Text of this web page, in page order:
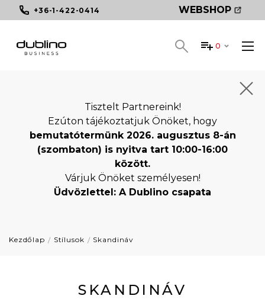
+36-1-422-0414 WEBSHOP
0
Tisztelt Partnereink!
Ezúton tájékoztatjuk Önöket, hogy
bemutatótermünk 2026. augusztus 8-án
(szombaton) is nyitva tart 10:00-16:00
között.
Várjuk Önöket személyesen!
Üdvözlettel: A Dublino csapata
Kezdőlap Stílusok Skandináv
SKANDINÁV